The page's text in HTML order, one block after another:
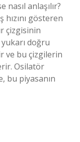
anlaşılır?
gösteren
çizgisinin
doğru
ve bu çizgilerin
Osilatör
bu piyasanın